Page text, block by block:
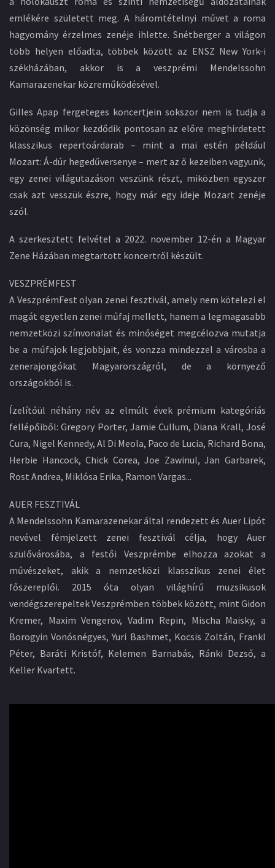
emlékére született meg. A háromtételnyi művet a roma
hagyomány érzelmes zenéje ihlette. Snétberger a világon
több helyen előadta, többek között az ENSZ New York-i
székházában, akkor is a veszprémi Mendelssohn
Kamarazenekar közreműködésével.
Gilles Apap fergeteges koncertjein sokszor nem is tudja a
közönség mikor kezdődik pontosan az előre meghirdetett
klasszikus repertoárdarab – mint a mai estén például
Mozart: Á-dúr hegedűversenye – mert az ő kezeiben vagyunk,
egy zenei világutazáson veszünk részt, miközben egyszer
csak azt vesszük észre, hogy már egy ideje Mozart zenéje
szól.
A szerkesztett felvétel a 2022. november 12-én a Magyar
Zene Házában megtartott koncertről készült.
VESZPRÉMFEST
A VeszprémFest olyan zenei fesztivál, amely nem kötelezi el
magát egyetlen zenei műfaj mellett, hanem a legmagasabb
nemzetközi színvonalat és minőséget megcélozva mutatja
be a műfajok legjobbjait, és vonzza mindezzel a városba a
zenerajongókat Magyarországról, de a környező
országokból is.
Ízelítőül néhány név az elmúlt évek prémium kategóriás
fellépőiből: Gregory Porter, Jamie Cullum, Diana Krall, José
Cura, Nigel Kennedy, Al Di Meola, Paco de Lucia, Richard Bona,
Herbie Hancock, Chick Corea, Joe Zawinul, Jan Garbarek,
Rost Andrea, Miklósa Erika, Ramon Vargas...
AUER FESZTIVÁL
A Mendelssohn Kamarazenekar által rendezett és Auer Lipót
nevével fémjelzett zenei fesztivál célja, hogy Auer
szülővárosába, a festői Veszprémbe elhozza azokat a
művészeket, akik a nemzetközi klasszikus zenei élet
főszereplői. 2015 óta olyan világhírű muzsikusok
vendégszerepeltek Veszprémben többek között, mint Gidon
Kremer, Maxim Vengerov, Vadim Repin, Mischa Maisky, a
Borogyin Vonósnégyes, Yuri Bashmet, Kocsis Zoltán, Frankl
Péter, Baráti Kristóf, Kelemen Barnabás, Ránki Dezső, a
Keller Kvartett.